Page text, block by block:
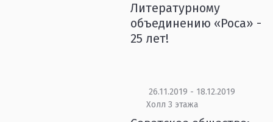
Литературному
объединению «Роса» -
25 лет!
26.11.2019 - 18.12.2019
Холл 3 этажа